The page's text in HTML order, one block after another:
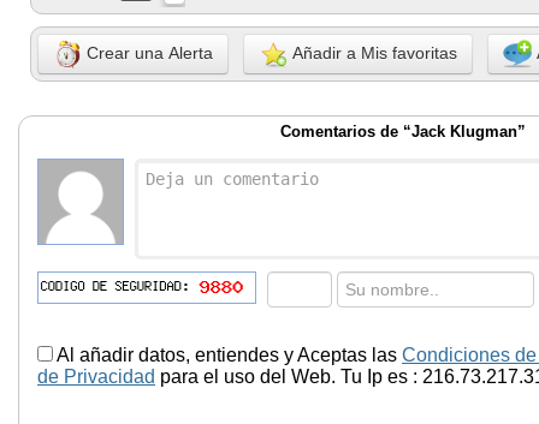
Crear una Alerta Añadir a Mis favoritas
Comentarios de “Jack Klugman”
Al añadir datos, entiendes y Aceptas las Condiciones
de Privacidad para el uso del Web. Tu Ip es :